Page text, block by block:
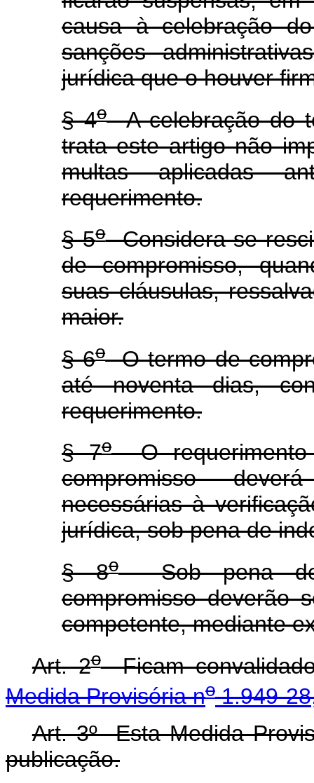
causa à celebração
sanções
jurídica que o houver
§ 4oA celebração do
trata este artigo não
multas aplicadas
requerimento.
§ 5oConsidera-se
de compromisso,
suas cláusulas,
maior.
§ 6oO termo de
até noventa dias,
requerimento.
§ 7oO requerimento
compromisso
necessárias à
jurídica, sob pena de
§ 8oSob pena de
compromisso deverão
competente, mediante
Art. 2oFicam
Medida Provisória no1.949-
Art. 3º Esta Medida
publicação.